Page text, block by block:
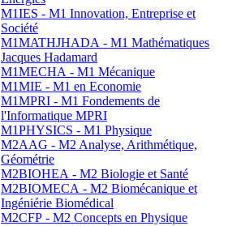
M1IES - M1 Innovation, Entreprise et
Société
M1MATHJHADA - M1 Mathématiques
Jacques Hadamard
M1MECHA - M1 Mécanique
M1MIE - M1 en Economie
M1MPRI - M1 Fondements de
l'Informatique MPRI
M1PHYSICS - M1 Physique
M2AAG - M2 Analyse, Arithmétique,
Géométrie
M2BIOHEA - M2 Biologie et Santé
M2BIOMECA - M2 Biomécanique et
Ingéniérie Biomédical
M2CFP - M2 Concepts en Physique